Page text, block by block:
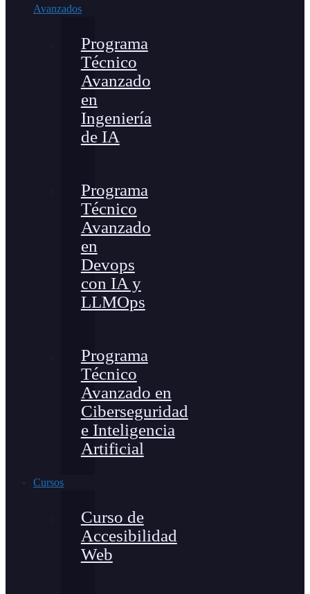
Avanzados
Programa
Técnico
Avanzado
en
Ingeniería
de IA
Programa
Técnico
Avanzado
en
Devops
con IA y
LLMOps
Programa
Técnico
Avanzado en
Ciberseguridad
e Inteligencia
Artificial
Cursos
Curso de
Accesibilidad
Web